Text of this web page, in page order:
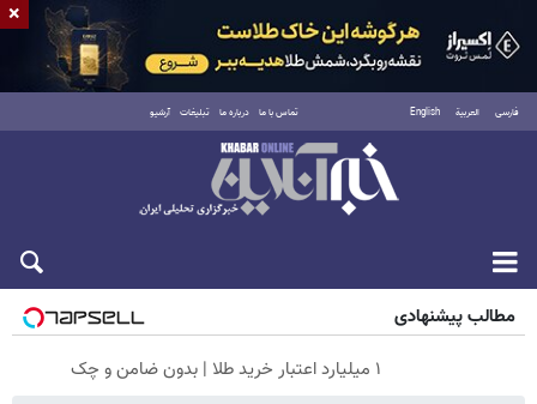
فارسی العربية English تماس با ما درباره ما تبلیغات آرشیو
جمعه ۱۶ مرداد ۱۴۰۵
مطالب پیشنهادی
۱ میلیارد اعتبار خرید طلا | بدون ضامن و چک
×